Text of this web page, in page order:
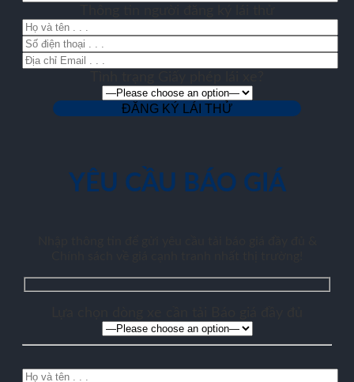
YÊU CẦU BÁO GIÁ